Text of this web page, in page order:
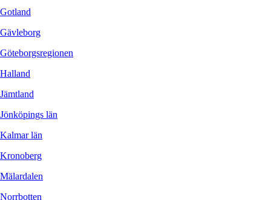
Gotland
Gävleborg
Göteborgsregionen
Halland
Jämtland
Jönköpings län
Kalmar län
Kronoberg
Mälardalen
Norrbotten